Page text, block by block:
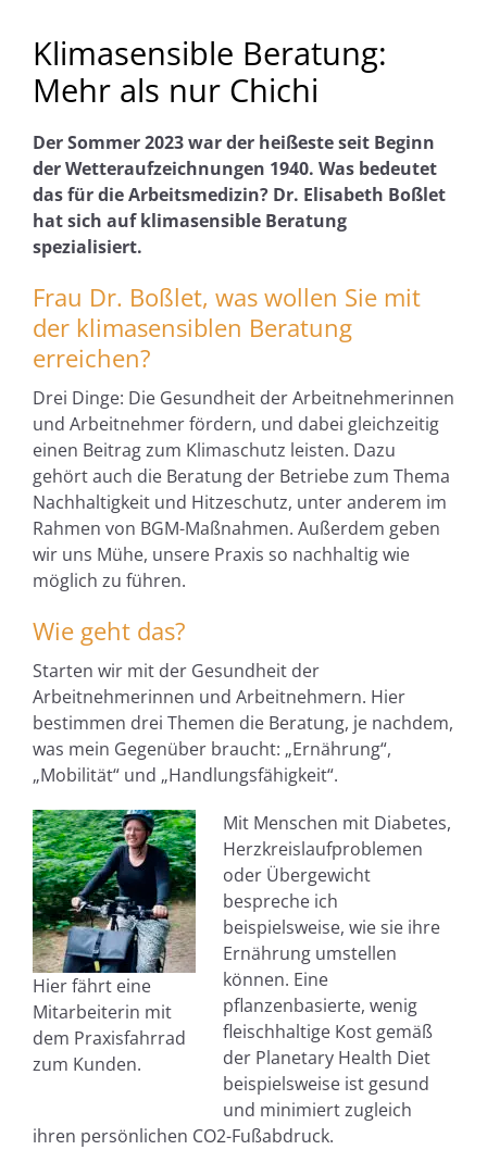
Klimasensible Beratung:
Mehr als nur Chichi
Der Sommer 2023 war der heißeste seit Beginn
der Wetteraufzeichnungen 1940. Was bedeutet
das für die Arbeitsmedizin? Dr. Elisabeth Boßlet
hat sich auf klimasensible Beratung
spezialisiert.
Frau Dr. Boßlet, was wollen Sie mit
der klimasensiblen Beratung
erreichen?
Drei Dinge: Die Gesundheit der Arbeitnehmerinnen
und Arbeitnehmer fördern, und dabei gleichzeitig
einen Beitrag zum Klimaschutz leisten. Dazu
gehört auch die Beratung der Betriebe zum Thema
Nachhaltigkeit und Hitzeschutz, unter anderem im
Rahmen von BGM-Maßnahmen. Außerdem geben
wir uns Mühe, unsere Praxis so nachhaltig wie
möglich zu führen.
Wie geht das?
Starten wir mit der Gesundheit der
Arbeitnehmerinnen und Arbeitnehmern. Hier
bestimmen drei Themen die Beratung, je nachdem,
was mein Gegenüber braucht: „Ernährung“,
„Mobilität“ und „Handlungsfähigkeit“.
Hier fährt eine
Mitarbeiterin mit
dem Praxisfahrrad
zum Kunden.
Mit Menschen mit Diabetes,
Herzkreislaufproblemen
oder Übergewicht
bespreche ich
beispielsweise, wie sie ihre
Ernährung umstellen
können. Eine
pflanzenbasierte, wenig
fleischhaltige Kost gemäß
der Planetary Health Diet
beispielsweise ist gesund
und minimiert zugleich
ihren persönlichen CO2-Fußabdruck.